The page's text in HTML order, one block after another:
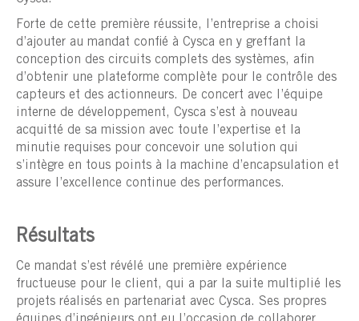
Forte de cette première réussite, l’entreprise a choisi
d’ajouter au mandat confié à Cysca en y greffant la
conception des circuits complets des systèmes, afin
d’obtenir une plateforme complète pour le contrôle des
capteurs et des actionneurs. De concert avec l’équipe
interne de développement, Cysca s’est à nouveau
acquitté de sa mission avec toute l’expertise et la
minutie requises pour concevoir une solution qui
s’intègre en tous points à la machine d’encapsulation et
assure l’excellence continue des performances.
Résultats
Ce mandat s’est révélé une première expérience
fructueuse pour le client, qui a par la suite multiplié les
projets réalisés en partenariat avec Cysca. Ses propres